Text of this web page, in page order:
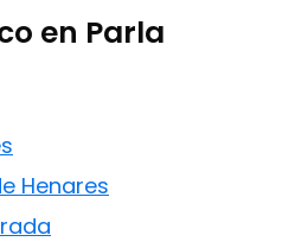
en Parla
Henares